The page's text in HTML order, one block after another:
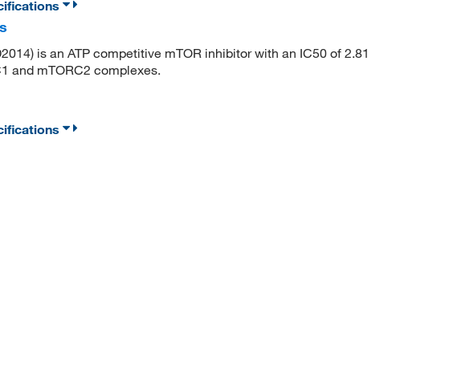
is an ATP competitive mTOR inhibitor with an IC50 of 2.81
and mTORC2 complexes.